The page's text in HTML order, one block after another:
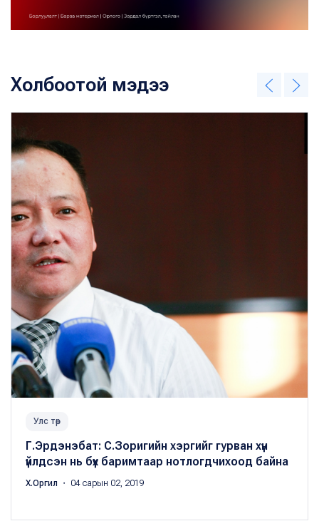
Холбоотой мэдээ
Улс төр
Г.Эрдэнэбат: С.Зоригийн хэргийг гурван хүн
үйлдсэн нь бүх баримтаар нотлогдчихоод байна
Х.Оргил ・ 04 сарын 02, 2019